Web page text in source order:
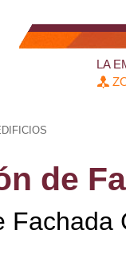
LA
de
Fachada